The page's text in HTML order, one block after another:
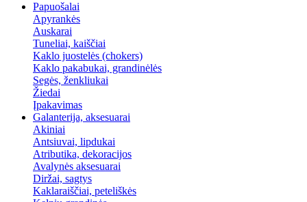
Papuošalai
Apyrankės
Auskarai
Tuneliai, kaiščiai
Kaklo juostelės (chokers)
Kaklo pakabukai, grandinėlės
Segės, ženkliukai
Žiedai
Įpakavimas
Galanterija, aksesuarai
Akiniai
Antsiuvai, lipdukai
Atributika, dekoracijos
Avalynės aksesuarai
Diržai, sagtys
Kaklaraiščiai, peteliškės